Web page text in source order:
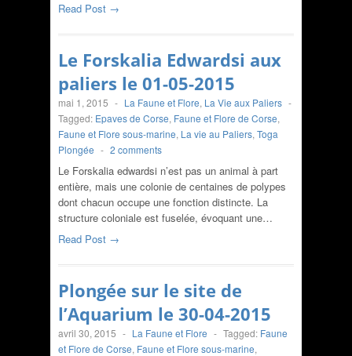
Read Post →
Le Forskalia Edwardsi aux
paliers le 01-05-2015
mai 1, 2015 - La Faune et Flore, La Vie aux Paliers -
Tagged: Epaves de Corse, Faune et Flore de Corse,
Faune et Flore sous-marine, La vie au Paliers, Toga
Plongée - 2 comments
Le Forskalia edwardsi n’est pas un animal à part
entière, mais une colonie de centaines de polypes
dont chacun occupe une fonction distincte. La
structure coloniale est fuselée, évoquant une…
Read Post →
Plongée sur le site de
l’Aquarium le 30-04-2015
avril 30, 2015 - La Faune et Flore - Tagged: Faune
et Flore de Corse, Faune et Flore sous-marine,